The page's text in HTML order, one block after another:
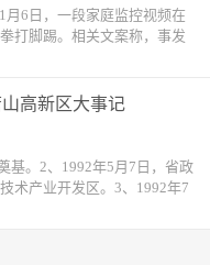
月6日，一段家庭监控视频在
打脚踢。相关文案称，事发
山高新区大事记
基。2、1992年5月7日，省政
术产业开发区。3、1992年7